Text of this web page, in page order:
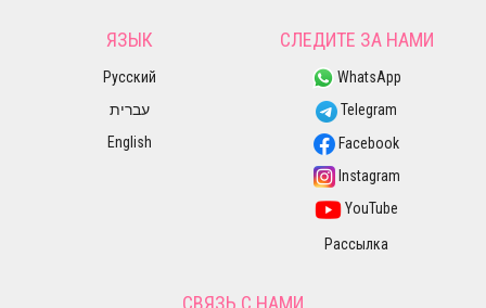
ЯЗЫК
Русский
עברית
English
СЛЕДИТЕ ЗА НАМИ
WhatsApp
Telegram
Facebook
Instagram
YouTube
Рассылка
СВЯЗЬ С НАМИ